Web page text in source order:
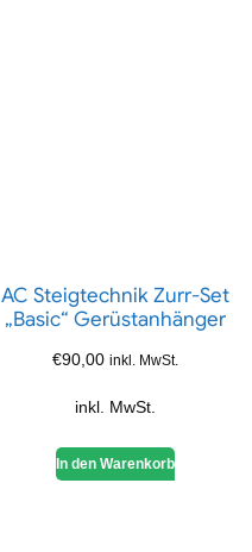
AC Steigtechnik Zurr-Set
„Basic“ Gerüstanhänger
€90,00 inkl. MwSt.
inkl. MwSt.
In den Warenkorb